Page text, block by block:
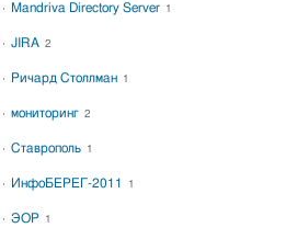
Mandriva Directory Server 1
JIRA 2
Ричард Столлман 1
мониторинг 2
Ставрополь 1
ИнфоБЕРЕГ-2011 1
ЭОР 1